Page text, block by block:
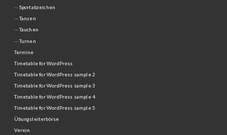
Sportabzeichen
Tanzen
Tauchen
Turnen
Termine
Timetable for WordPress
Timetable for WordPress sample 2
Timetable for WordPress sample 3
Timetable for WordPress sample 4
Timetable for WordPress sample 5
Übungsleiterbörse
Verein